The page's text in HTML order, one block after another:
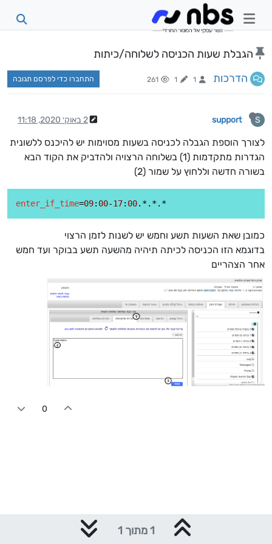
הגבלת שעות הכניסה לשלוחה/כיתות
הדרכות
1
1
261 התחברו כדי לפרסם תגובה
S
support 2 באוק׳ 2020, 11:18
לצורך הוספת הגבלה לכניסה בשעות מסוימות יש להיכנס ללשונית
הגדרות מתקדמות (1) בשלוחה הרצויה ולהדביק את הקוד הבא
בשורה חדשה וללחוץ על שמור (2)
enter_if_time=09: 00-17: 00
כמובן שאת השעות תשע וחמש יש לשנות לזמן הרצוי
בדוגמא הזו הכניסה לכיתה תיהיה מהשעה תשע בבוקר ועד חמש
אחר הצהריים
0
1 מתוך 1